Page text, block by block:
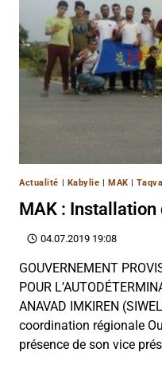
Actualité | Kabylie |MAK |
MAK : Installation
04.07.2019 19:08
GOUVERNEMENT
POUR
ANAVAD IMKIREN
coordination régionale
présence de son vice